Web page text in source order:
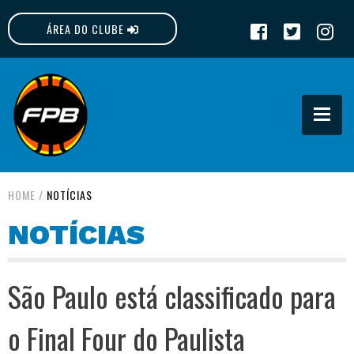
ÁREA DO CLUBE
FPB
HOME / NOTÍCIAS
NOTÍCIAS
São Paulo está classificado para
o Final Four do Paulista